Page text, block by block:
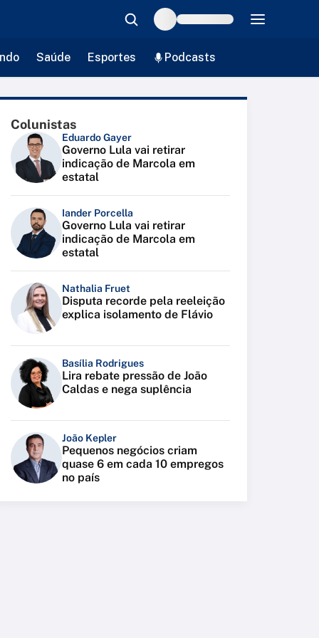
Saúde Esportes Podcasts
Colunistas
Eduardo Gayer
Governo Lula vai retirar
indicação de Marcola em
estatal
Iander Porcella
Governo Lula vai retirar
indicação de Marcola em
estatal
Nathalia Fruet
Disputa recorde pela reeleição
explica isolamento de Flávio
Basília Rodrigues
Lira rebate pressão de João
Caldas e nega suplência
João Kepler
Pequenos negócios criam
quase 6 em cada 10 empregos
no país